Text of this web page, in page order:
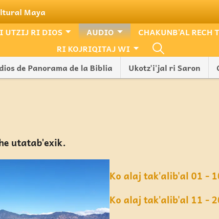
Maya
UTZIJ RI DIOS AUDIO
de Panorama de la Biblia Ukotz'i'jal ri Saron
CHAKUNB'AL RECH
RI KOJRIQITAJ WI
utatab'exik.
Ko alaj tak'alib'al 01 -
Ko alaj tak'alib'al 11 -